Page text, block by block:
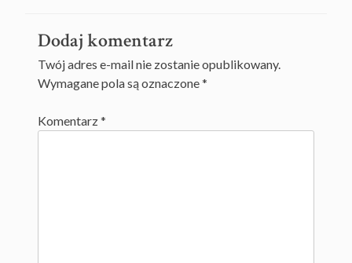
Dodaj komentarz
Twój adres e-mail nie zostanie opublikowany.
Wymagane pola są oznaczone*
Komentarz*